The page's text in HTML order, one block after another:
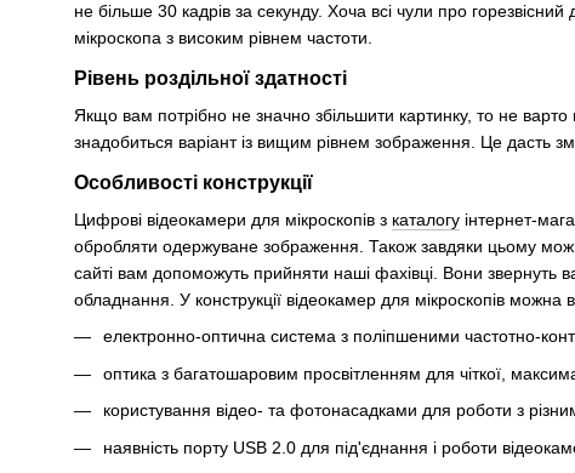
не більше 30 кадрів за секунду. Хоча всі чули про
мікроскопа з високим рівнем частоти.
Рівень роздільної здатності
Якщо вам потрібно не значно збільшити картинку, то не
знадобиться варіант із вищим рівнем зображення. Це дасть
Особливості конструкції
Цифрові відеокамери для мікроскопів з каталогу інтернет-
обробляти одержуване зображення. Також завдяки цьому
сайті вам допоможуть прийняти наші фахівці. Вони звернуть
обладнання. У конструкції відеокамер для мікроскопів можна
електронно-оптична система з поліпшеними частотно-
оптика з багатошаровим просвітленням для чіткої,
користування відео- та фотонасадками для роботи з
наявність порту USB 2.0 для під'єднання і роботи